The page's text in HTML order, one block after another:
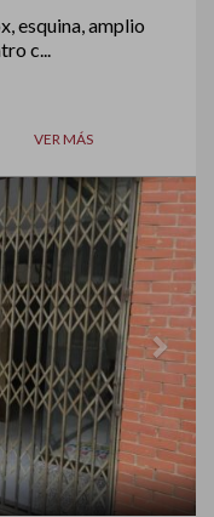
esquina, amplio
c...
VER MÁS
Next